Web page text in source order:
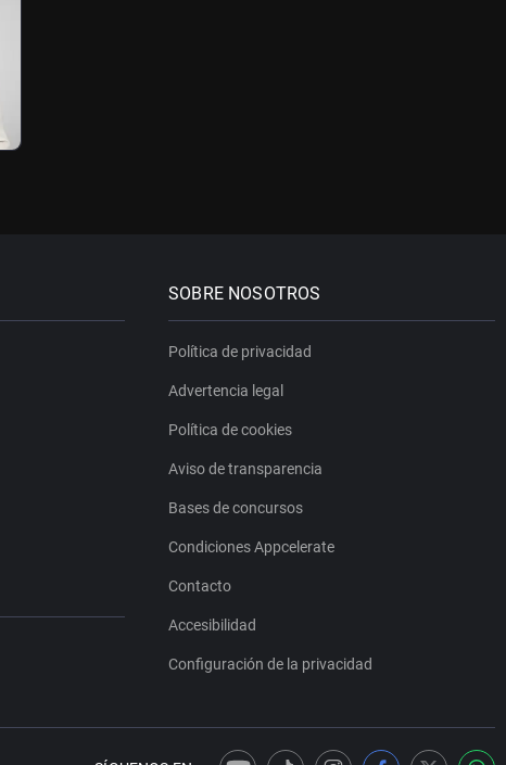
SOBRE NOSOTROS
Política de privacidad
Advertencia legal
Política de cookies
Aviso de transparencia
Bases de concursos
Condiciones Appcelerate
Contacto
Accesibilidad
Configuración de la privacidad